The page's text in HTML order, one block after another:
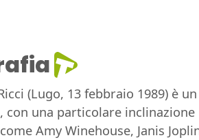
(Lugo, 13 febbraio 1989) è
con una particolare
Amy Winehouse, Janis